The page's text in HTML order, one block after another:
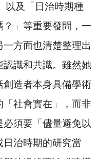
以及「日治時期種
」等重要發問，一
方面也清楚整理出
識和共識。雖然她
造者本身具備學術
社會實在」，而非
必須要「儘量避免以
治時期的研究當